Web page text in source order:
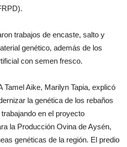
trabajos de encaste, salto y
genético, además de los
con semen fresco.
Tamel Aike, Marilyn Tapia, explicó
la genética de los rebaños
en el proyecto
la Producción Ovina de Aysén,
genéticas de la región. El predio